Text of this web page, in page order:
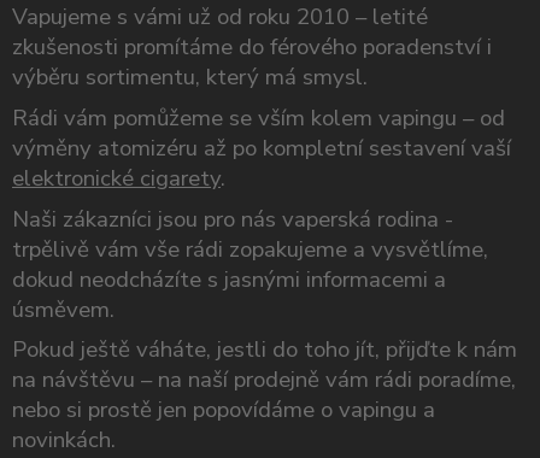
Vapujeme s vámi už od roku 2010 – letité
zkušenosti promítáme do férového poradenství i
výběru sortimentu, který má smysl.
Rádi vám pomůžeme se vším kolem vapingu – od
výměny atomizéru až po kompletní sestavení vaší
elektronické cigarety.
Naši zákazníci jsou pro nás vaperská rodina -
trpělivě vám vše rádi zopakujeme a vysvětlíme,
dokud neodcházíte s jasnými informacemi a
úsměvem.
Pokud ještě váháte, jestli do toho jít, přijďte k nám
na návštěvu – na naší prodejně vám rádi poradíme,
nebo si prostě jen popovídáme o vapingu a
novinkách.